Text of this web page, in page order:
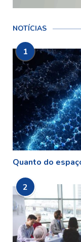
NOTÍCIAS
1
Quanto do
2